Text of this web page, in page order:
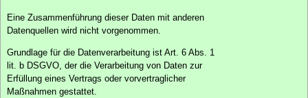
Eine Zusammenführung dieser Daten mit anderen
Datenquellen wird nicht vorgenommen.
Grundlage für die Datenverarbeitung ist Art. 6 Abs. 1
lit. b DSGVO, der die Verarbeitung von Daten zur
Erfüllung eines Vertrags oder vorvertraglicher
Maßnahmen gestattet.